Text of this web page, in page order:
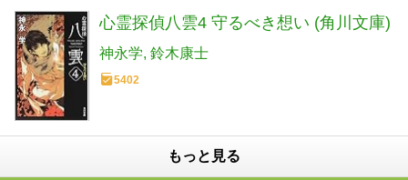
心霊探偵八雲4 守るべき想い (角川文庫)
神永学 鈴木康士
5402
もっと見る